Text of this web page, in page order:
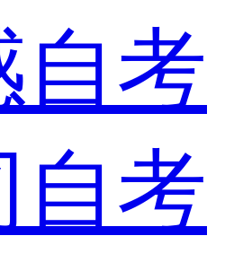
自考
自考